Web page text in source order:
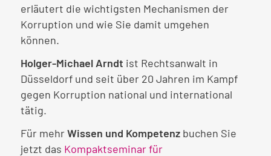
erläutert die wichtigsten Mechanismen der
Korruption und wie Sie damit umgehen
können.
Holger-Michael Arndt ist Rechtsanwalt in
Düsseldorf und seit über 20 Jahren im Kampf
gegen Korruption national und international
tätig.
Für mehrWissen und Kompetenz buchen Sie
jetzt das Kompaktseminar für